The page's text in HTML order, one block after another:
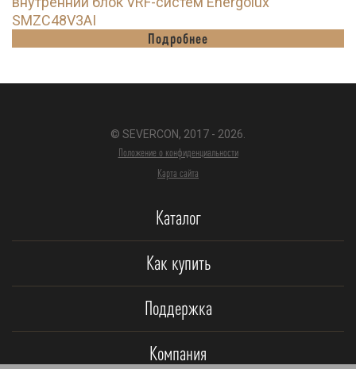
SMZC48V3AI
Подробнее
© SEVERCON, 2017 - 2026.
Положение о конфиденциальности
Карта сайта
Каталог
Как купить
Поддержка
Компания